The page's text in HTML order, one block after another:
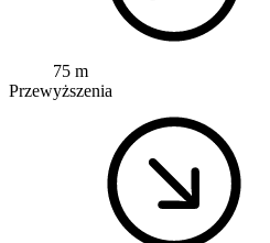
75 m
Przewyższenia